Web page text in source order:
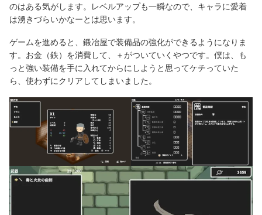
のはある気がします。レベルアップも一瞬なので、キャラに愛着
は湧きづらいかなーとは思います。
ゲームを進めると、鍛冶屋で装備品の強化ができるようになりま
す。お金（鉄）を消費して、＋がついていくやつです。僕は、も
っと強い装備を手に入れてからにしようと思ってケチっていた
ら、使わずにクリアしてしまいました。